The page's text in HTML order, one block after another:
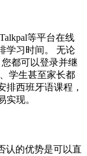
等平台在线
学习时间。 无论
都可以登录并继
学生甚至家长都
排西班牙语课程，
实现。
认的优势是可以直